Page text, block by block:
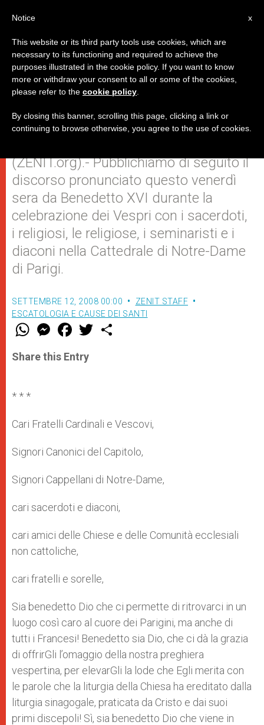
Discorso del Papa per i Vespri
nella Cattedrale di Notre-Dame
(ZENIT.org).- Pubblichiamo di seguito il
discorso pronunciato questo venerdì
sera da Benedetto XVI durante la
celebrazione dei Vespri con i sacerdoti,
i religiosi, le religiose, i seminaristi e i
diaconi nella Cattedrale di Notre-Dame
di Parigi.
SETTEMBRE 12, 2008 00:00
ZENIT STAFF
ESCATOLOGIA E CAUSE DEI SANTI
W
t
s
M
e
s
e
F
a
e
b
w
Share this Entry
* * *
Cari Fratelli Cardinali e Vescovi,
Signori Canonici del Capitolo,
Signori Cappellani di Notre-Dame,
cari sacerdoti e diaconi,
cari amici delle Chiese e delle Comunità ecclesiali
non cattoliche,
cari fratelli e sorelle,
Sia benedetto Dio che ci permette di ritrovarci in un
luogo così caro al cuore dei Parigini, ma anche di
tutti i Francesi! Benedetto sia Dio, che ci dà la grazia
di offrirGli l’omaggio della nostra preghiera
vespertina, per elevarGli la lode che Egli merita con
le parole che la liturgia della Chiesa ha ereditato dalla
liturgia sinagogale, praticata da Cristo e dai suoi
primi discepoli! Sì, sia benedetto Dio che viene in
x
Notice
This website or its third party tools use cookies, which are
necessary to its functioning and required to achieve the
purposes illustrated in the cookie policy. If you want to know
more or withdraw your consent to all or some of the cookies,
please refer to the cookie policy
By closing this banner, scrolling this page, clicking a link or
continuing to browse otherwise, you agree to the use of cookies.